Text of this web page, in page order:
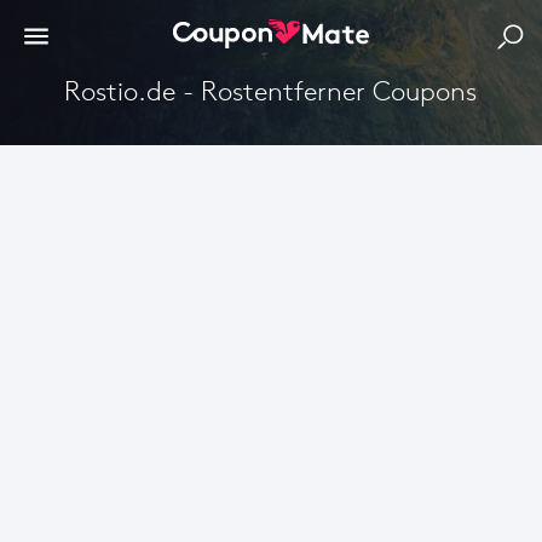
Rostio.de - Rostentferner Coupons